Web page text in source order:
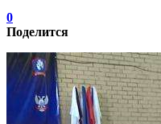
0
Поделится